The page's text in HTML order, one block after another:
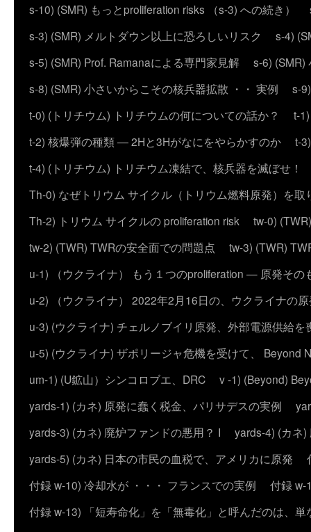
s-10) (SMR) もっとproliferation risks （s-3) への続き）
s-3) (SMR) メルトダウン以上に恐ろしいリスク
s-4)
s-5) (SMR) Prof. Ramanaによる専門家見解
s-6) (SMR)
s-8) (SMR) 小さいからこその核兵器拡散 ・・ 実例
s-
t-0) (トリチウム) トリチウムの何についての話か？
t-
t-2) 核爆弾の種類 ― 2Hと3Hがなにをやらかすのか
t-
t-4) (トリチウム) トリチウム凍結で、核兵器を滅ぼせ！
Th-0) なぜトリウム サイクル（トリウム燃料原発）を取
Th-2) トリウム サイクルの proliferation risk
tw-0)
tw-2) (TWR) TWRの安全面での問題点
tw-3) (TWR)
u-1) （ウクライナ） もう１つのproliferation — 原発その
u-2) （ウクライナ） 2022年2月16日の、ウクライナの
u-3) (ウクライナ) チェルノブイリ原発、外部電源供給を
u-5) (ウクライナ) ザポリージャ危機を受けて、 Beyond
um-1) (U鉱山）シンコロブエ、DRC
v -1) (Beyond)
yards-1) (カネ) 原発に蠢く税金、パリサデスの実例
yards-3) (カネ) 廃炉ファンドの悪用？ I
yards-4) (カネ
yards-5) (カネ) 日本の市民の血税で、アメリカに原発
付録 w-10) 冷却水が ・・・ フランスでの実例
付録 w-
付録 w-13) 「短寿命化」を「無毒化」と呼んだのは、